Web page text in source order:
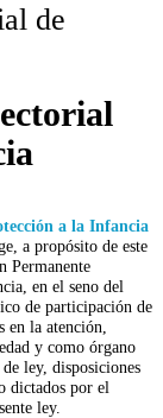
de
a la Infancia
a propósito de este
Permanente
en el seno del
de participación de
en la atención,
y como órgano
ley, disposiciones
dictados por el
ley.